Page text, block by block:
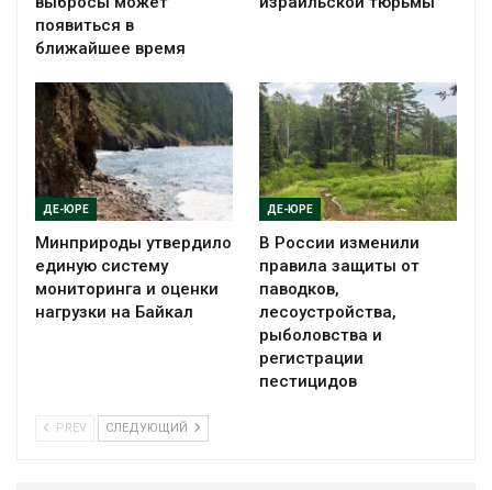
появиться в
ближайшее время
ДЕ-ЮРЕ
Минприроды утвердило
единую систему
мониторинга и оценки
нагрузки на Байкал
ДЕ-ЮРЕ
В России изменили
правила защиты от
паводков,
лесоустройства,
рыболовства и
регистрации
пестицидов
PREV СЛЕДУЮЩИЙ